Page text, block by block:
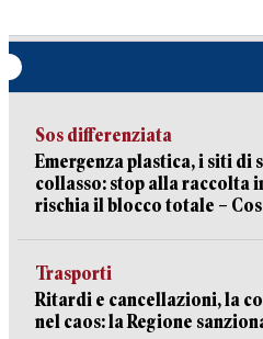
Sos differenziata
Emergenza plastica, i siti di
collasso: stop alla raccolta
rischia il blocco totale –
Trasporti
Ritardi e cancellazioni, la
nel caos: la Regione